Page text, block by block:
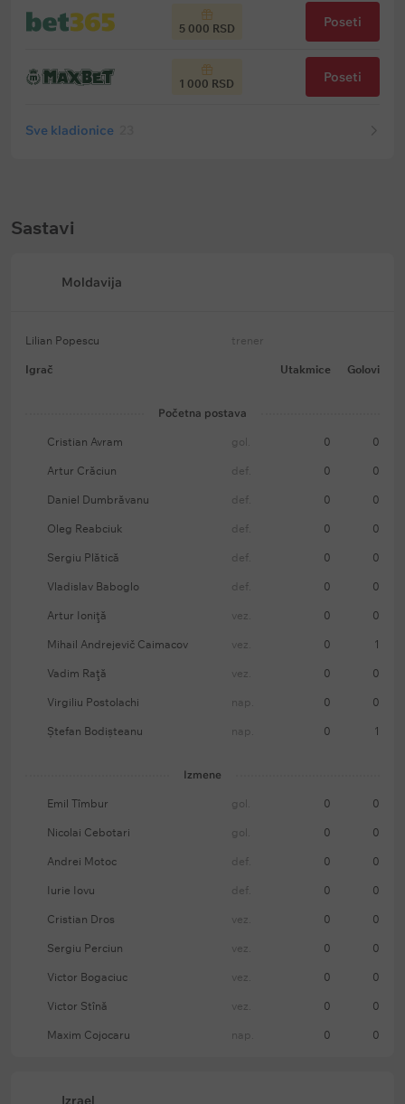
5 000 RSD Poseti
1 000 RSD Poseti
Sve kladionice
Sastavi
Moldavija
Lilian Popescu trener
Igrač Utakmice Golovi
Početna postava
Cristian Avram gol. 0 0
Artur Crăciun def. 0 0
Daniel Dumbrăvanu def. 0 0
Oleg Reabciuk def. 0 0
Sergiu Plătică def. 0 0
Vladislav Baboglo def. 0 0
Artur Ioniţă vez. 0 0
Mihail Andrejevič Caimacov vez. 0 1
Vadim Raţă vez. 0 0
Virgiliu Postolachi nap. 0 0
Ștefan Bodișteanu nap. 0 1
Izmene
Emil Tîmbur gol. 0 0
Nicolai Cebotari gol. 0 0
Andrei Motoc def. 0 0
Iurie Iovu def. 0 0
Cristian Dros vez. 0 0
Sergiu Perciun vez. 0 0
Victor Bogaciuc vez. 0 0
Victor Stînă vez. 0 0
Maxim Cojocaru nap. 0 0
Izrael